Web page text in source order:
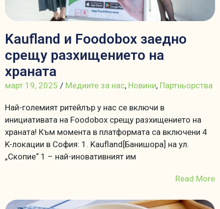
Kaufland и Foodobox заедно
срещу разхищението на
храната
март 19, 2025 / Медиите за нас, Новини, Партньорства
Най-големият ритейлър у нас се включи в
инициативата на Foodobox срещу разхищението на
храната! Към момента в платформата са включени 4
K-локации в София: 1. Kaufland[Банишора] на ул.
„Скопие“ 1 – най-иновативният им
Read More